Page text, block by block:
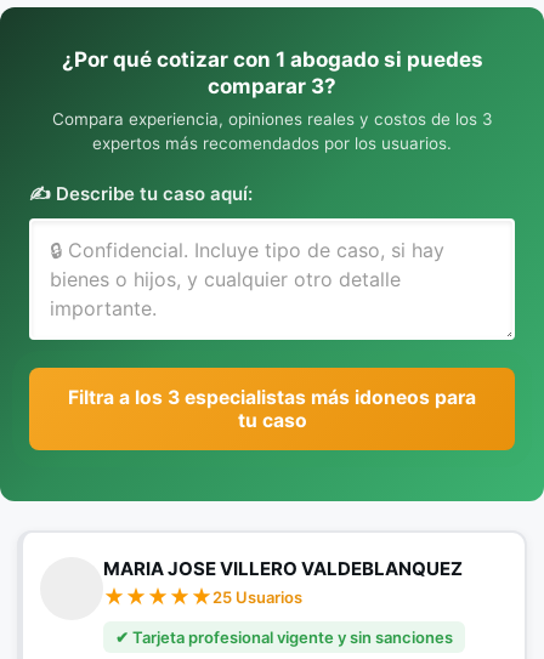
¿Por qué cotizar con 1 abogado si puedes
comparar 3?
Compara experiencia, opiniones reales y costos de los 3
expertos más recomendados por los usuarios.
✍️ Describe tu caso aquí:
Filtra a los 3 especialistas más idoneos para
tu caso
MARIA JOSE VILLERO VALDEBLANQUEZ
25 Usuarios
✔ Tarjeta profesional vigente y sin sanciones